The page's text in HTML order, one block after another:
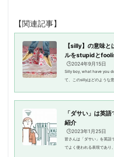
【関連記事】
【silly】の意味
ルをstupidと
🕒️2024年9月15日
Silly boy, what have you
て、このsillyはどのような
「ダサい」は英
紹介
🕒️2023年1月25日
皆さんは「ダサい」を英語
でよく使われる表現であり